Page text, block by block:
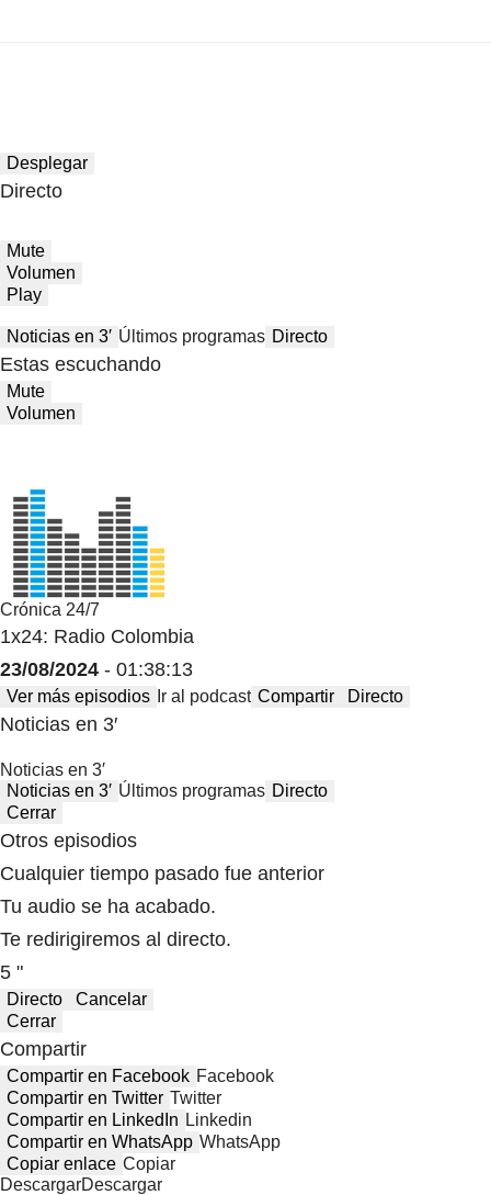
Desplegar
Directo
Mute
Volumen
Play
Noticias en 3′ Últimos programas Directo
Estas escuchando
Mute
Volumen
Crónica 24/7
1x24: Radio Colombia
23/08/2024 - 01:38:13
Ver más episodios Ir al podcast Compartir Directo
Noticias en 3′
Noticias en 3′
Noticias en 3′ Últimos programas Directo
Cerrar
Otros episodios
Cualquier tiempo pasado fue anterior
Tu audio se ha acabado.
Te redirigiremos al directo.
5 "
Directo
Cancelar
Cerrar
Compartir
Compartir en Facebook Facebook
Compartir en Twitter Twitter
Compartir en LinkedIn Linkedin
Compartir en WhatsApp WhatsApp
Copiar enlace Copiar
DescargarDescargar